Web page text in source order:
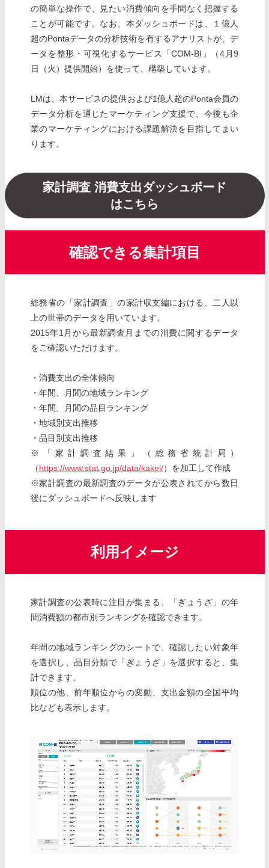
の簡単な操作で、見たい消費傾向を手間なく把握する
ことが可能です。なお、本ダッシュボードは、１億人
超のPontaデータの分析技術を有するアナリストが、デ
ータを整形・可視化するサービス「COM-BI」（4月9
日（火）提供開始）を使って、構築しています。
LMは、本サービスの提供および1億人超のPonta会員の
データ分析を通じたマーケティング支援で、今後も企
業のマーケティングにおける課題解決を目指してまい
ります。
家計調査 消費支出ダッシュボード
はこちら
確認できる集計項目
総務省の「家計調査」の家計収支編における、二人以
上の世帯のデータを用いています。
2015年1月から最新調査月までの消費に関するデータ
をご確認いただけます。
・消費支出の全体傾向
・年間、月間の地域ランキング
・年間、月間の品目ランキング
・地域別支出推移
・品目別支出推移
※「家計調査結果」（総務省統計局）
（https://www.stat.go.jp/data/kakei/）を加工して作成
※家計調査の最新調査のデータが公表されてから数日
後にダッシュボードへ反映します
利用イメージ
家計調査の公表時に注目が集まる、「ぎょうざ」の年
間消費額の都市別ランキングを確認できます。
年間の地域ランキングのシートで、確認したい対象年
を選択し、品目分類で「ぎょうざ」を選択すると、集
計できます。
順位の他、前年順位からの変動、支出金額の全国平均
比なども表示します。